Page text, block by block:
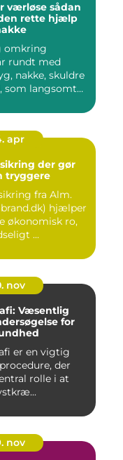
sådan
rette hjælp
omkring
rundt med
nakke, skuldre
som langsomt
apr
der gør
tryggere
fra Alm.
hjælper
økonomisk ro,
...
nov
Væsentlig
for
er en vigtig
der
rolle i at
nov